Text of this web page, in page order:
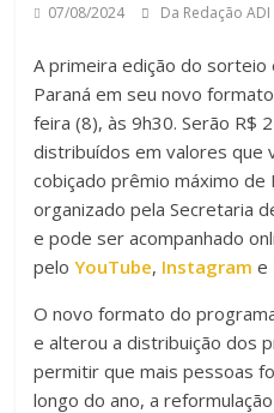
07/08/2024 Da Redação ADI
A primeira edição do
Paraná em seu novo
feira (8), às 9h30. Serão R$
distribuídos em valores que
cobiçado prêmio máximo de
organizado pela Secretaria
e pode ser acompanhado
peloYouTube, Instagram e
O novo formato do
e alterou a distribuição dos
permitir que mais pessoas
longo do ano, a